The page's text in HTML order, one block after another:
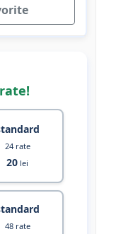
24 rate
20 lei
48 rate